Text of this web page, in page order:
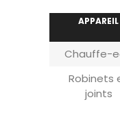
APPAREIL
Chauffe-
Robinets
joints